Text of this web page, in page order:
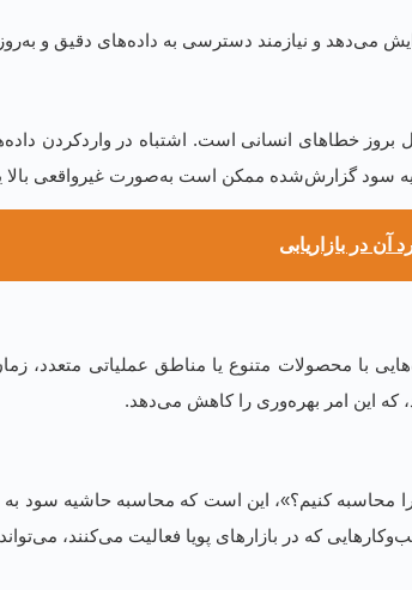
می‌دهد و نیازمند دسترسی به داده‌های دقیق و
خطاهای انسانی است. اشتباه در واردکردن
سود گزارش‌شده ممکن است به‌صورت غیرواقعی بالا
آن در بازاریابی
با محصولات متنوع یا مناطق عملیاتی متعدد،
که این امر بهره‌وری را کاهش می‌دهد.
کنیم؟»، این است که محاسبه حاشیه سود به
که در بازارهای پویا فعالیت می‌کنند،